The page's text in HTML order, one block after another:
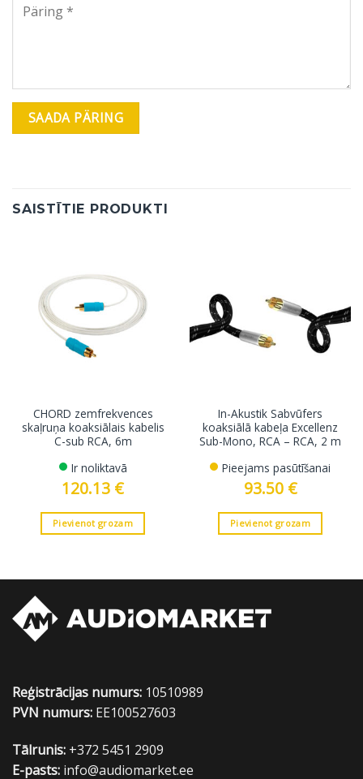
SAISTĪTIE PRODUKTI
CHORD zemfrekvences
skaļruņa koaksiālais kabelis
C-sub RCA, 6m
Ir noliktavā
120.13 €
Pievienot grozam
In-Akustik Sabvūfers
koaksiālā kabeļa Excellenz
Sub-Mono, RCA – RCA, 2 m
Pieejams pasūtīšanai
93.50 €
Pievienot grozam
Reģistrācijas numurs: 10510989
PVN numurs: EE100527603
Tālrunis: +372 5451 2909
E-pasts: info@audiomarket.ee